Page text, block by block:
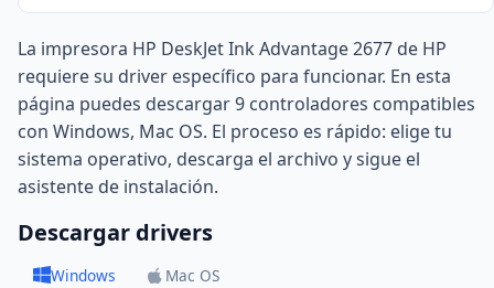
La impresora HP DeskJet Ink Advantage 2677 de HP
requiere su driver específico para funcionar. En esta
página puedes descargar 9 controladores compatibles
con Windows, Mac OS. El proceso es rápido: elige tu
sistema operativo, descarga el archivo y sigue el
asistente de instalación.
Descargar drivers
Windows Mac OS